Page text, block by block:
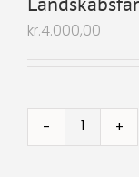
kr.4.000,00